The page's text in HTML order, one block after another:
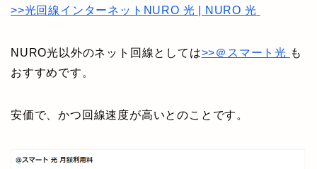
>>光回線インターネットNURO 光 | NURO 光
NURO光以外のネット回線としては>>＠スマート光 も
おすすめです。
安価で、かつ回線速度が高いとのことです。